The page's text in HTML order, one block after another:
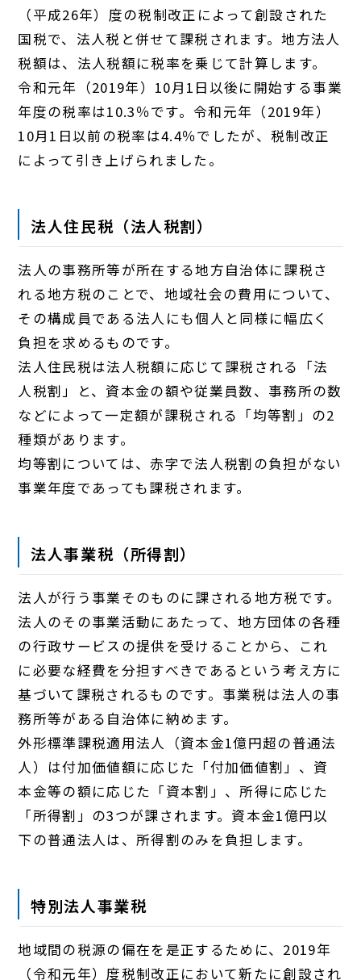
（平成26年）度の税制改正によって創設された
国税で、法人税と併せて課税されます。地方法人
税額は、法人税額に税率を乗じて計算します。
令和元年（2019年）10月1日以後に開始する事業
年度の税率は10.3％です。令和元年（2019年）
10月1日以前の税率は4.4％でしたが、税制改正
によって引き上げられました。
法人住民税（法人税割）
法人の事務所等が所在する地方自治体に課税さ
れる地方税のことで、地域社会の費用について、
その構成員である法人にも個人と同様に幅広く
負担を求めるものです。
法人住民税は法人税額に応じて課税される「法
人税割」と、資本金の額や従業員数、事務所の数
などによって一定額が課税される「均等割」の2
種類があります。
均等割については、赤字で法人税割の負担がない
事業年度であっても課税されます。
法人事業税（所得割）
法人が行う事業そのものに課される地方税です。
法人のその事業活動にあたって、地方団体の各種
の行政サービスの提供を受けることから、これ
に必要な経費を分担すべきであるという考え方に
基づいて課税されるものです。事業税は法人の事
務所等がある自治体に納めます。
外形標準課税適用法人（資本金1億円超の普通法
人）は付加価値額に応じた「付加価値割」、資
本金等の額に応じた「資本割」、所得に応じた
「所得割」の3つが課されます。資本金1億円以
下の普通法人は、所得割のみを負担します。
特別法人事業税
地域間の税源の偏在を是正するために、2019年
（令和元年）度税制改正において新たに創設され